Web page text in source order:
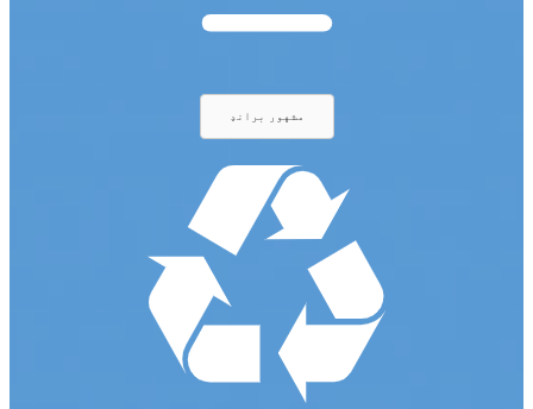
مشهور برانډ